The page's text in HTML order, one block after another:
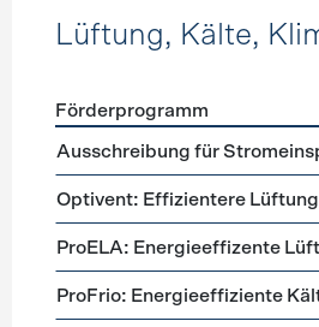
Lüftung, Kälte,
Förderprogramme Lüftung,
Förderprogramm
Ausschreibung für
Optivent: Effizientere
ProELA: Energieeffizente
ProFrio: Energieeffiziente